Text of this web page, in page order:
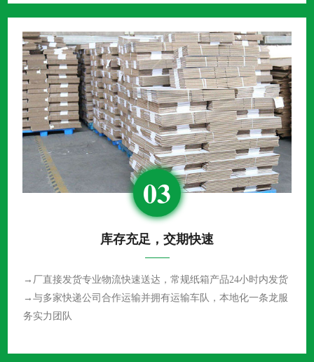
03
库存充足，交期快速
→厂直接发货专业物流快速送达，常规纸箱产品24小时内发货
→与多家快递公司合作运输并拥有运输车队，本地化一条龙服
务实力团队